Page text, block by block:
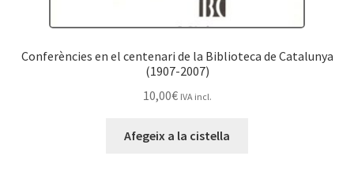
Conferències en el centenari de la Biblioteca de Catalunya
(1907-2007)
10,00€ IVA incl.
Afegeix a la cistella